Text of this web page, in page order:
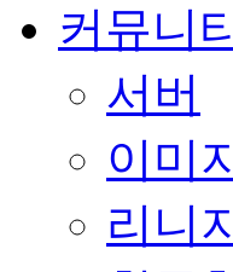
커뮤니
서버
이미
리니